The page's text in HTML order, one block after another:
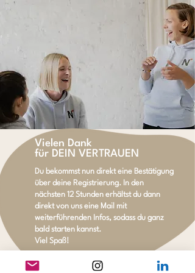
Vielen Dank
für DEIN VERTRAUEN
Du bekommst nun direkt eine Bestätigung
über deine Registrierung. In den
nächsten 12 Stunden erhältst du dann
direkt von uns eine Mail mit
weiterführenden Infos, sodass du ganz
bald starten kannst.
Viel Spaß!